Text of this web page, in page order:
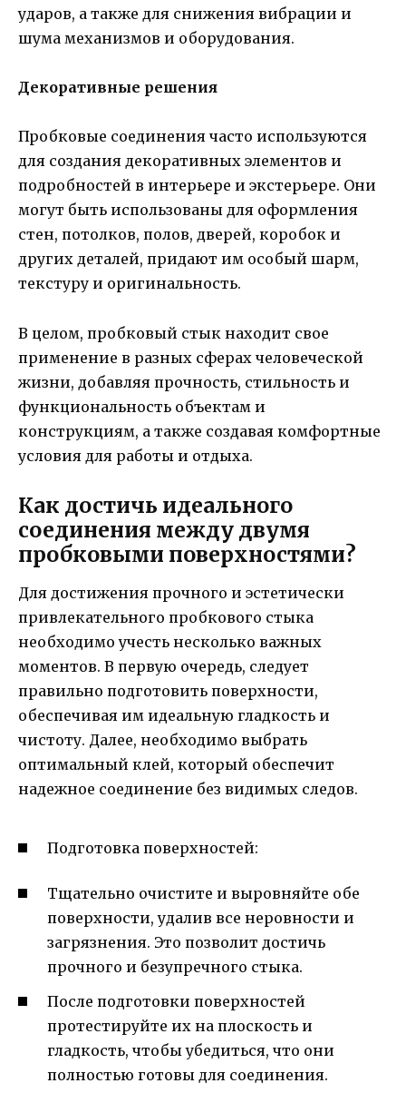
ударов, а также для снижения вибрации и
шума механизмов и оборудования.
Декоративные решения
Пробковые соединения часто используются
для создания декоративных элементов и
подробностей в интерьере и экстерьере. Они
могут быть использованы для оформления
стен, потолков, полов, дверей, коробок и
других деталей, придают им особый шарм,
текстуру и оригинальность.
В целом, пробковый стык находит свое
применение в разных сферах человеческой
жизни, добавляя прочность, стильность и
функциональность объектам и
конструкциям, а также создавая комфортные
условия для работы и отдыха.
Как достичь идеального
соединения между двумя
пробковыми поверхностями?
Для достижения прочного и эстетически
привлекательного пробкового стыка
необходимо учесть несколько важных
моментов. В первую очередь, следует
правильно подготовить поверхности,
обеспечивая им идеальную гладкость и
чистоту. Далее, необходимо выбрать
оптимальный клей, который обеспечит
надежное соединение без видимых следов.
Подготовка поверхностей:
Тщательно очистите и выровняйте обе
поверхности, удалив все неровности и
загрязнения. Это позволит достичь
прочного и безупречного стыка.
После подготовки поверхностей
протестируйте их на плоскость и
гладкость, чтобы убедиться, что они
полностью готовы для соединения.